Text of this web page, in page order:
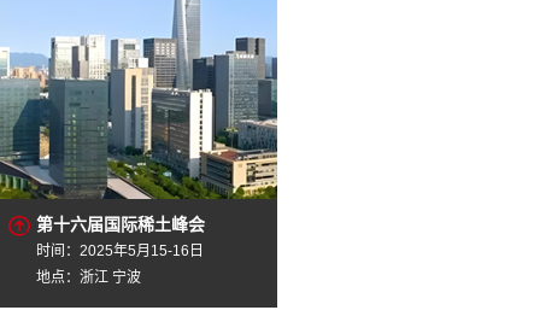
第十六届国际稀土峰会
时间：2025年5月15-16日
地点：浙江 宁波